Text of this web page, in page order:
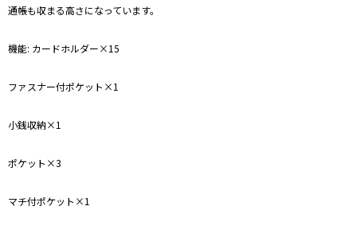
通帳も収まる高さになっています。
機能: カードホルダー×15
ファスナー付ポケット×1
小銭収納×1
ポケット×3
マチ付ポケット×1